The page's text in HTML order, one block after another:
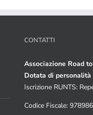
CONTATTI
Associazione Road
Dotata di personalità
Iscrizione RUNTS:
Codice Fiscale: